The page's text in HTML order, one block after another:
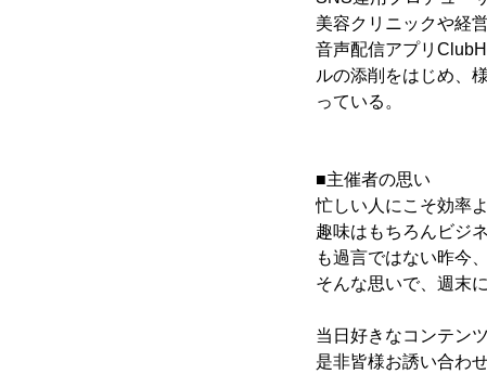
美容クリニックや経
音声配信アプリ
ルの添削をはじめ、
っている。
■主催者の思い
忙しい人にこそ効率
趣味はもちろんビジ
も過言ではない昨今
そんな思いで、週末
当日好きなコンテン
是非皆様お誘い合わ